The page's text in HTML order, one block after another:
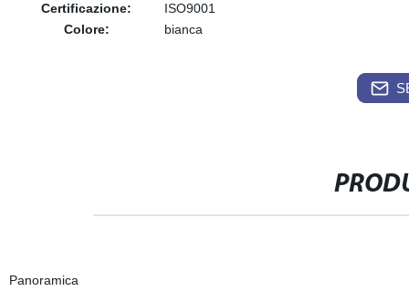
Certificazione:
ISO9001
Colore:
bianca
Panoramica